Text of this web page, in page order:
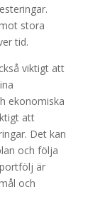
stora
tid.
viktigt att
ekonomiska
att
Det kan
och följa
är
och